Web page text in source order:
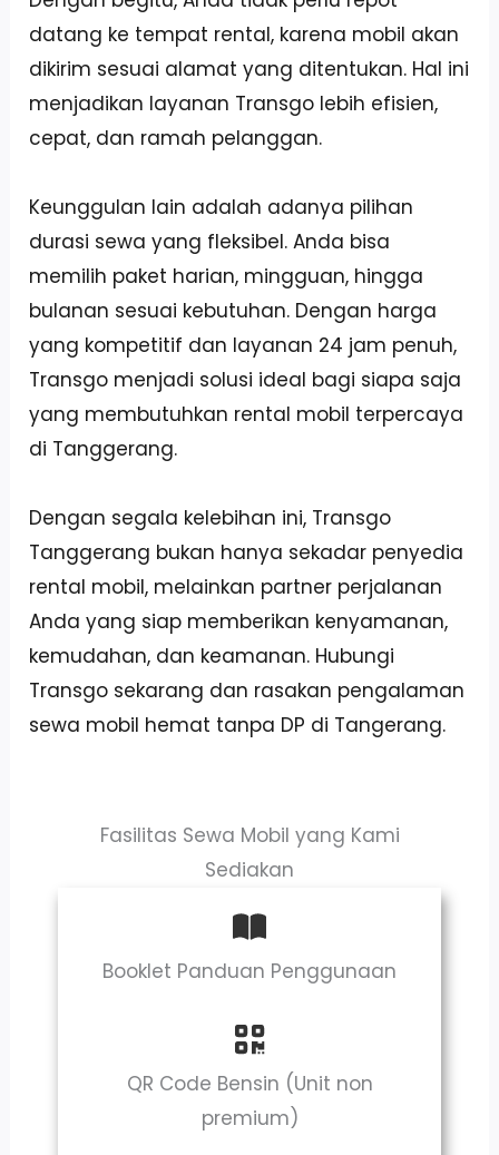
datang ke tempat rental, karena mobil akan
dikirim sesuai alamat yang ditentukan. Hal ini
menjadikan layanan Transgo lebih efisien,
cepat, dan ramah pelanggan.
Keunggulan lain adalah adanya pilihan
durasi sewa yang fleksibel. Anda bisa
memilih paket harian, mingguan, hingga
bulanan sesuai kebutuhan. Dengan harga
yang kompetitif dan layanan 24 jam penuh,
Transgo menjadi solusi ideal bagi siapa saja
yang membutuhkan rental mobil terpercaya
di Tanggerang.
Dengan segala kelebihan ini, Transgo
Tanggerang bukan hanya sekadar penyedia
rental mobil, melainkan partner perjalanan
Anda yang siap memberikan kenyamanan,
kemudahan, dan keamanan. Hubungi
Transgo sekarang dan rasakan pengalaman
sewa mobil hemat tanpa DP di Tangerang.
Fasilitas Sewa Mobil yang Kami
Sediakan
Booklet Panduan Penggunaan
QR Code Bensin (Unit non
premium)